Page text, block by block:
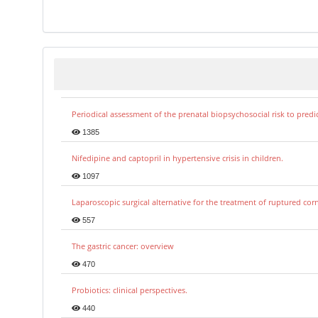
Periodical assessment of the prenatal biopsychosocial risk to
1385
Nifedipine and captopril in hypertensive crisis in children.
1097
Laparoscopic surgical alternative for the treatment of ruptured
557
The gastric cancer: overview
470
Probiotics: clinical perspectives.
440